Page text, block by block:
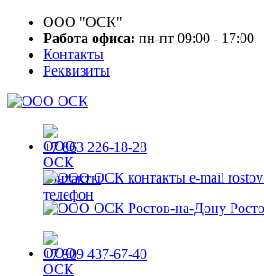
ООО "ОСК"
Работа офиса: пн-пт 09:00 - 17:00
Контакты
Реквизиты
+7 863 226-18-28
+7 909 437-67-40